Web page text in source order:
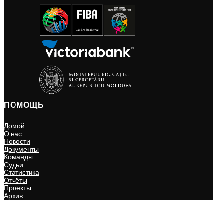
ПОМОЩЬ
Домой
О нас
Новости
Документы
Команды
Судьи
Статистика
Отчёты
Проекты
Архив